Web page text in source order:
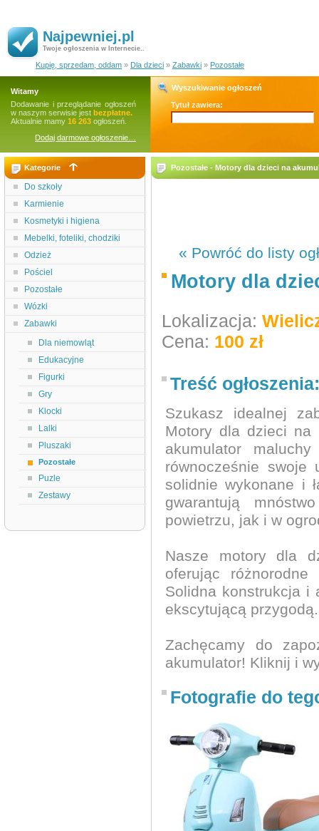
Najpewniej.pl
Twoje ogłoszenia w Internecie..
Kupię, sprzedam, oddam » Dla dzieci » Zabawki » Pozostałe
Witamy
Dodawanie i przeglądanie ogłoszeń
w naszym serwisie jest bezpłatne.
Aktualnie mamy 16 263 ogłoszeń.
Dodaj darmowe ogłoszenie…
Wyszukiwanie ogłoszeń
Tytuł zawiera:
Kategorie
Do szkoły
Karmienie
Kosmetyki i higiena
Mebelki, foteliki, chodziki
Odzież
Pościel
Pozostałe
Wózki
Zabawki
Dla niemowląt
Edukacyjne
Figurki
Gry
Klocki
Lalki
Pluszaki
Pozostałe
Puzle
Zestawy
Pozostałe - Motory dla dzieci na
« Powróć do listy
Motory dla
Lokalizacja:
Cena: 100 zł
Treść ogłoszenia:
Szukasz idealnej
Motory dla dzieci na
akumulator
równocześnie swoje
solidnie wykonane i
gwarantują
powietrzu, jak i w
Nasze motory dla
oferując
Solidna konstrukcja i
ekscytującą przygodą.
Zachęcamy do
akumulator! Kliknij i
Fotografie do